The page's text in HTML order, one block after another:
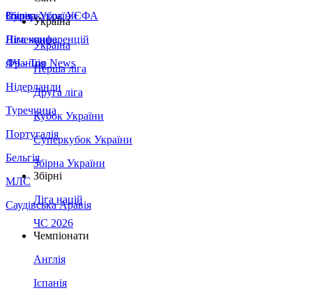
Збірна України
Італія
Німеччина
Франція
Нідерланди
Туреччина
Португалія
Бельгія
МЛС
Саудівська Аравія
Суперкубок УЄФА
Ліга конференцій
ЛЧ - Top News
Україна
Україна
Перша ліга
Друга ліга
Кубок України
Суперкубок України
Збірна України
Збірні
Ліга націй
ЧС 2026
Чемпіонати
Англія
Іспанія